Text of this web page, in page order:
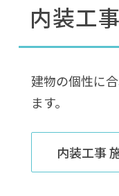
内装工事
建物の個性に
ます。
内装工事